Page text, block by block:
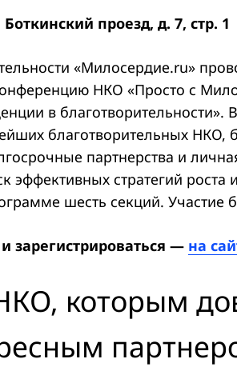
проезд, д. 7, стр. 1
«Милосердие.ru»
НКО «Просто с
в благотворительности».
благотворительных
партнерства и
эффективных стратегий
шесть секций. Участие
зарегистрироваться — на
которым